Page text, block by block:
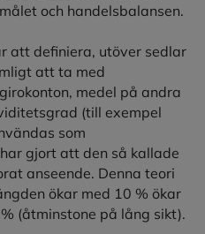
och handelsbalansen.
att definiera, utöver sedlar
att ta med
medel på andra
(till exempel
som
gjort att den så kallade
anseende. Denna teori
ökar med 10 % ökar
(åtminstone på lång sikt).